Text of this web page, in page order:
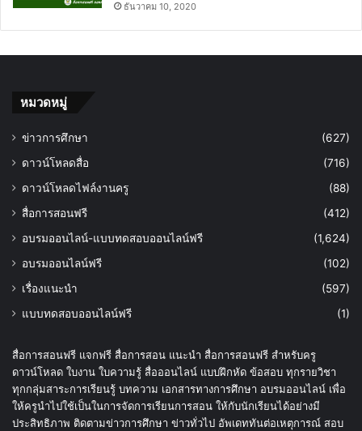
ธันวาคม 10, 2020
หมวดหมู่
ข่าวการศึกษา
(627)
ดาวน์โหลดสื่อ
(716)
ดาวน์โหลดไฟล์งานครู
(88)
สื่อการสอนฟรี
(412)
อบรมออนไลน์-แบบทดสอบออนไลน์ฟรี
(1,624)
อบรมออนไลน์ฟรี
(102)
เรื่องแนะนำ
(597)
แบบทดสอบออนไลน์ฟรี
(1)
สื่อการสอนฟรี แจกฟรี สื่อการสอน แนะนำ สื่อการสอนฟรี สำหรับครู
ดาวน์โหลด ใบงาน ใบความรู้ สื่อออนไลน์ แบบฝึกหัด ข้อสอบ ทุกรายวิชา
ทุกกลุ่มสาระการเรียนรู้ บทความ เอกสารทางการศึกษา อบรมออนไลน์ เพื่อ
ให้ครูนำไปใช้เป็นในการจัดการเรียนการสอน ให้กับนักเรียนได้อย่างมี
ประสิทธิภาพ ติดตามข่าวการศึกษา ข่าวทั่วไป อัพเดททันต่อเหตุการณ์ สอบ